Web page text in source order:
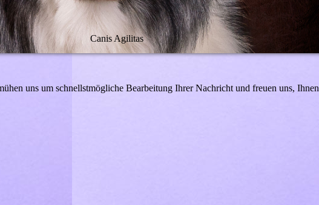
Canis Agilitas
uns um schnellstmögliche Bearbeitung Ihrer Nachricht und freuen uns, Ihnen